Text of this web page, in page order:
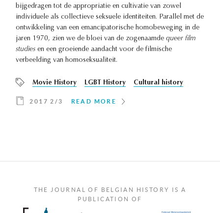
bijgedragen tot de appropriatie en cultivatie van zowel
individuele als collectieve seksuele identiteiten. Parallel met de
ontwikkeling van een emancipatorische homobeweging in de
jaren 1970, zien we de bloei van de zogenaamde queer film
studies en een groeiende aandacht voor de filmische
verbeelding van homoseksualiteit.
Movie History LGBT History Cultural history
2017 2/3 READ MORE
THE JOURNAL OF BELGIAN HISTORY IS A
PUBLICATION OF